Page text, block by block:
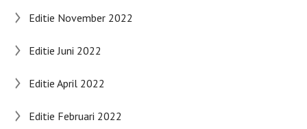
Editie November 2022
Editie Juni 2022
Editie April 2022
Editie Februari 2022